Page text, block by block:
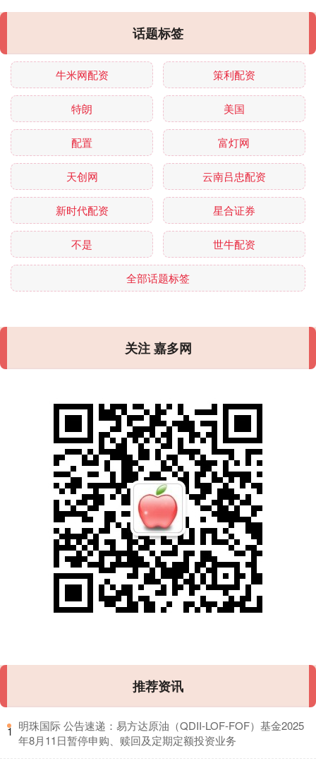
话题标签
牛米网配资 策利配资
特朗 美国
配置 富灯网
天创网 云南吕忠配资
新时代配资 星合证券
不是 世牛配资
全部话题标签
关注 嘉多网
推荐资讯
1 ​明珠国际 公告速递：易方达原油（QDII-LOF-FOF）基金2025
年8月11日暂停申购、赎回及定期定额投资业务